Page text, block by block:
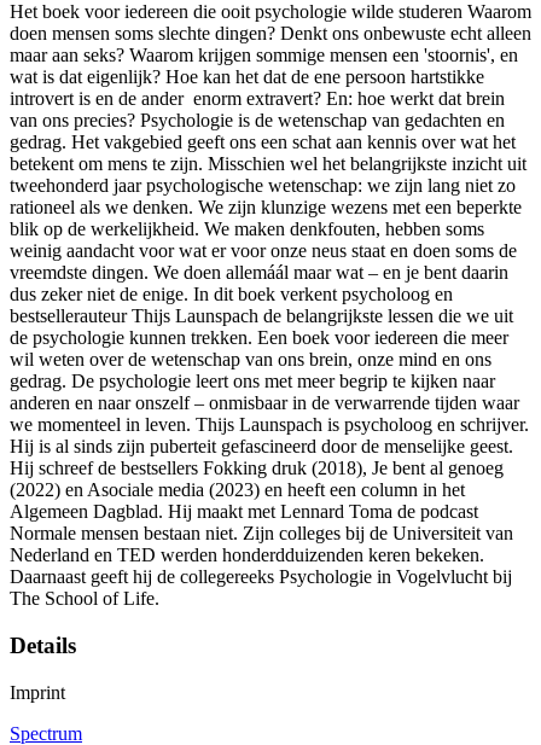
Het boek voor iedereen die ooit psychologie wilde studeren Waarom
doen mensen soms slechte dingen? Denkt ons onbewuste echt alleen
maar aan seks? Waarom krijgen sommige mensen een 'stoornis', en
wat is dat eigenlijk? Hoe kan het dat de ene persoon hartstikke
introvert is en de ander enorm extravert? En: hoe werkt dat brein
van ons precies? Psychologie is de wetenschap van gedachten en
gedrag. Het vakgebied geeft ons een schat aan kennis over wat het
betekent om mens te zijn. Misschien wel het belangrijkste inzicht uit
tweehonderd jaar psychologische wetenschap: we zijn lang niet zo
rationeel als we denken. We zijn klunzige wezens met een beperkte
blik op de werkelijkheid. We maken denkfouten, hebben soms
weinig aandacht voor wat er voor onze neus staat en doen soms de
vreemdste dingen. We doen allemáál maar wat – en je bent daarin
dus zeker niet de enige. In dit boek verkent psycholoog en
bestsellerauteur Thijs Launspach de belangrijkste lessen die we uit
de psychologie kunnen trekken. Een boek voor iedereen die meer
wil weten over de wetenschap van ons brein, onze mind en ons
gedrag. De psychologie leert ons met meer begrip te kijken naar
anderen en naar onszelf – onmisbaar in de verwarrende tijden waar
we momenteel in leven. Thijs Launspach is psycholoog en schrijver.
Hij is al sinds zijn puberteit gefascineerd door de menselijke geest.
Hij schreef de bestsellers Fokking druk (2018), Je bent al genoeg
(2022) en Asociale media (2023) en heeft een column in het
Algemeen Dagblad. Hij maakt met Lennard Toma de podcast
Normale mensen bestaan niet. Zijn colleges bij de Universiteit van
Nederland en TED werden honderdduizenden keren bekeken.
Daarnaast geeft hij de collegereeks Psychologie in Vogelvlucht bij
The School of Life.
Details
Imprint
Spectrum